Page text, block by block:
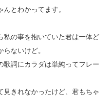
とわかってます。
私の事を抱いていた君は一体ど
ないけど。
歌詞にカラダは単純ってフレー
見きれなかったけど、君もちゃ